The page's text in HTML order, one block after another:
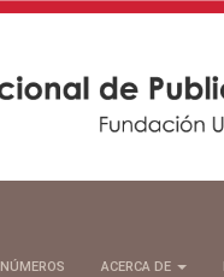
ACERCA DE